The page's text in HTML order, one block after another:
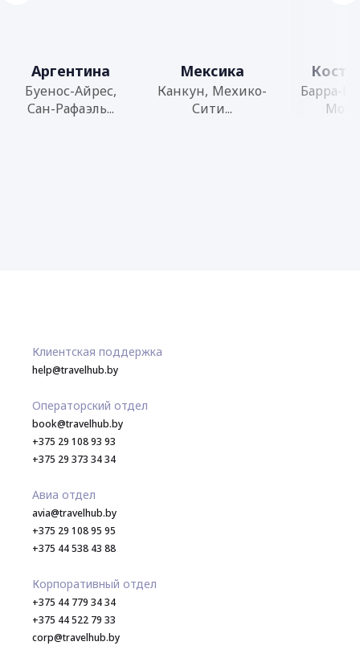
Аргентина
Буенос-Айрес,
Сан-Рафаэль...
Мексика
Канкун, Мехико-
Сити...
Барра-
Клиентская поддержка
help@travelhub.by
Операторский отдел
book@travelhub.by
+375 29 108 93 93
+375 29 373 34 34
Авиа отдел
avia@travelhub.by
+375 29 108 95 95
+375 44 538 43 88
Корпоративный отдел
+375 44 779 34 34
+375 44 522 79 33
corp@travelhub.by